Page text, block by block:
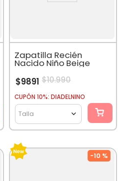
Zapatilla Recién
Nacido Niño Beige
$9891 $10.990
CUPÓN 10%: DIADELNINO
Talla
-10 %